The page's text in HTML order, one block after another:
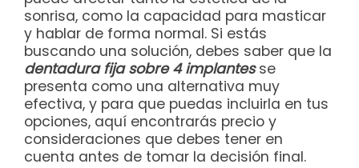
sonrisa, como la capacidad para masticar
y hablar de forma normal. Si estás
buscando una solución, debes saber que la
dentadura fija sobre 4 implantesse
presenta como una alternativa muy
efectiva, y para que puedas incluirla en tus
opciones, aquí encontrarás precio y
consideraciones que debes tener en
cuenta antes de tomar la decisión final.